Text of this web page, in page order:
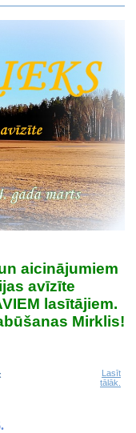
aicinājumiem
avīzīte
lasītājiem.
Mirklis!
Lasīt
tālāk.